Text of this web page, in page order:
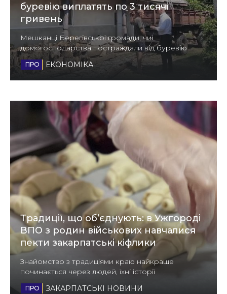
Стиль життя
Втрачений Ужгород
Втрачений Ужгород (відеоверсія)
ЗАКАРПАТСЬКІ НОВИНИ
НОВИНИ ЗАХІДНОЇ УКРАЇНИ
ФОТО
ВІДЕО
буревію виплатять по 3 тисячі
гривень
Мешканці Берегівської громади, чиї
домогосподарства постраждали від буревію
ЕКОНОМІКА
Традиції, що об’єднують: в Ужгороді
ВПО з родин військових навчалися
пекти закарпатські кіфлики
Знайомство з традиціями краю найкраще
починається через людей, їхні історії
ЗАКАРПАТСЬКІ НОВИНИ